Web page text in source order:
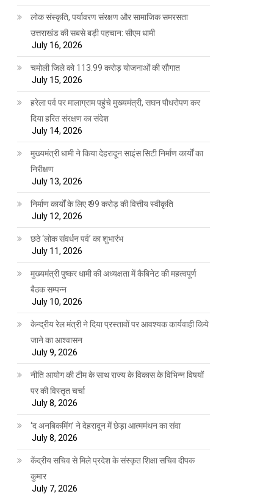
लोक संस्कृति, पर्यावरण संरक्षण और सामाजिक समरसता
उत्तराखंड की सबसे बड़ी पहचान: सीएम धामी
July 16, 2026
चमोली जिले को 113.99 करोड़ योजनाओं की सौगात
July 15, 2026
हरेला पर्व पर मालाग्राम पहुंचे मुख्यमंत्री, सघन पौधरोपण कर
दिया हरित संरक्षण का संदेश
July 14, 2026
मुख्यमंत्री धामी ने किया देहरादून साइंस सिटी निर्माण कार्यों का
निरीक्षण
July 13, 2026
निर्माण कार्यों के लिए ₹ 99 करोड़ की वित्तीय स्वीकृति
July 12, 2026
छठे ‘लोक संवर्धन पर्व’ का शुभारंभ
July 11, 2026
मुख्यमंत्री पुष्कर धामी की अध्यक्षता में कैबिनेट की महत्वपूर्ण
बैठक सम्पन्न
July 10, 2026
केन्द्रीय रेल मंत्री ने दिया प्रस्तावों पर आवश्यक कार्यवाही किये
जाने का आश्वासन
July 9, 2026
नीति आयोग की टीम के साथ राज्य के विकास के विभिन्न विषयों
पर की विस्तृत चर्चा
July 8, 2026
‘द अनबिकमिंग’ ने देहरादून में छेड़ा आत्ममंथन का संवा
July 8, 2026
केंद्रीय सचिव से मिले प्रदेश के संस्कृत शिक्षा सचिव दीपक
कुमार
July 7, 2026